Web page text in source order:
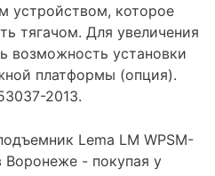
устройством, которое
тягачом. Для увеличения
возможность установки
платформы (опция).
2013.
Lema LM WPSM-
Воронеже - покупая у